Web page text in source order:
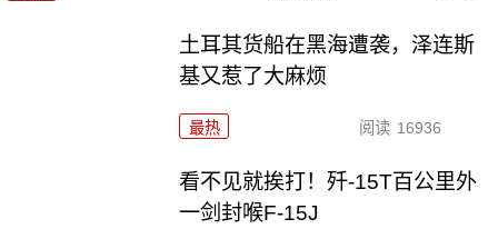
土耳其货船在黑海遭袭，泽连斯
基又惹了大麻烦
最热 阅读 16936
看不见就挨打！歼-15T百公里外
一剑封喉F-15J